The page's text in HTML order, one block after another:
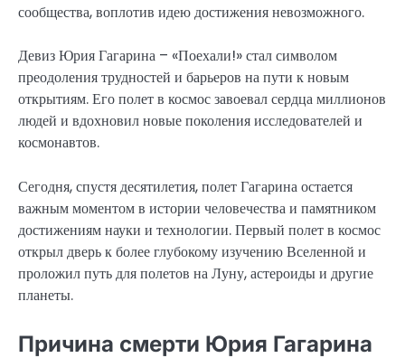
сообщества, воплотив идею достижения невозможного.
Девиз Юрия Гагарина – «Поехали!» стал символом
преодоления трудностей и барьеров на пути к новым
открытиям. Его полет в космос завоевал сердца миллионов
людей и вдохновил новые поколения исследователей и
космонавтов.
Сегодня, спустя десятилетия, полет Гагарина остается
важным моментом в истории человечества и памятником
достижениям науки и технологии. Первый полет в космос
открыл дверь к более глубокому изучению Вселенной и
проложил путь для полетов на Луну, астероиды и другие
планеты.
Причина смерти Юрия Гагарина